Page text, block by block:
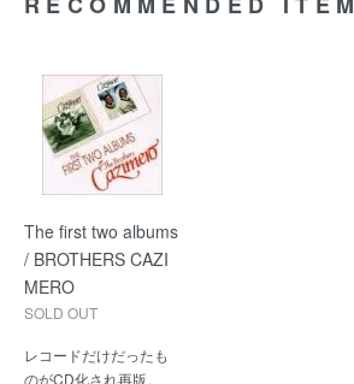
The first two albums
/ BROTHERS CAZI
MERO
SOLD OUT
レコードだけだったも
のがCD化され再版。